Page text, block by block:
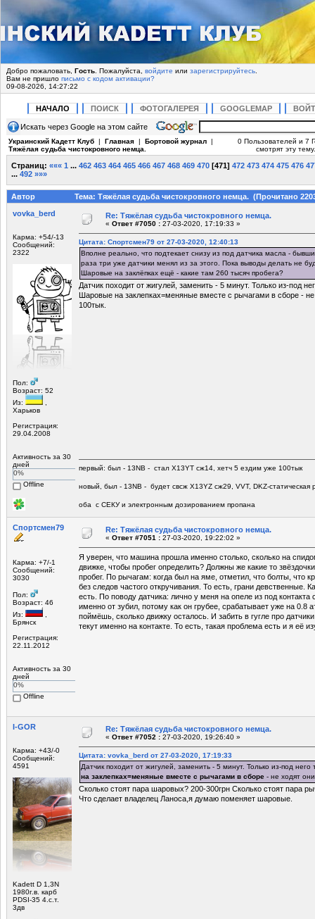
Добро пожаловать, Гость . Пожалуйста, войдите или зарегистрируйтесь
Вам не пришло письмо с кодом активации?
09-08-2026, 14:27:22
НАЧАЛО ПОИСК ФОТОГАЛЕРЕЯ GOOGLEMAP
Искать через Google на этом сайте
Украинский Кадетт Клуб | Главная | Бортовой журнал |
Тяжёлая судьба чистокровного немца.
0 Пользователей и 7
смотрят эту тему.
Страниц: ««« 1 ... 462 463 464 465 466 467 468 469 470 [471] 472 473 474 475 476
... 492 »»»
Автор
Тема: Тяжёлая судьба чистокровного немца. (Прочитано
vovka_berd
Карма: +54/-13
Сообщений:
2322
Пол:
Возраст: 52
Из:
Харьков
Регистрация:
29.04.2008
Активность за 30
дней
0%
Offline
Re: Тяжёлая судьба чистокровного немца.
« Ответ #7050 : 27-03-2020, 17:19:33 »
Цитата: Спортсмен79 от 27-03-2020, 12:40:13
Вполне реально, что подтекает снизу из под датчика масла -
раза три уже датчики менял из за этого. Пока выводы делать не
Шаровые на заклёпках ещё - какие там 260 тысяч пробега?
Датчик походит от жигулей, заменить - 5 минут. Только из-под
Шаровые на заклепках=меняные вместе с рычагами в сборе -
100тык.
первый: был - 13NB - стал Х13YT сж14, хетч 5 ездим уже 100тык
новый, был - 13NB - будет свсж Х13YZ сж29, VVT, DKZ-статическая
оба с СЕКУ и электронным дозированием пропана
Спортсмен79
Карма: +7/-1
Сообщений:
3030
Пол:
Возраст: 46
Из:
Брянск
Регистрация:
22.11.2012
Активность за 30
дней
0%
Offline
Re: Тяжёлая судьба чистокровного немца.
« Ответ #7051 : 27-03-2020, 19:22:02 »
Я уверен, что машина прошла именно столько, сколько на
движке, чтобы пробег определить? Должны же какие то
пробег. По рычагам: когда был на яме, отметил, что болты, что
без следов частого откручивания. То есть, грани девственные.
есть. По поводу датчика: лично у меня на опеле из под
именно от зубил, потому как он грубее, срабатывает уже на 0.8
поймёшь, сколько движку осталось. И забить в гугле про
текут именно на контакте. То есть, такая проблема есть и я её
I-GOR
Карма: +43/-0
Сообщений:
4591
Kadett D 1,3N
1980г.в. карб
PDSI-35 4.с.т.
3дв
Re: Тяжёлая судьба чистокровного немца.
« Ответ #7052 : 27-03-2020, 19:26:40 »
Цитата: vovka_berd от 27-03-2020, 17:19:33
Датчик походит от жигулей, заменить - 5 минут. Только из-под
на заклепках=меняные вместе с рычагами в сборе - не ходят
Сколько стоят пара шаровых? 200-300грн Сколько стоят пара
Что сделает владелец Ланоса,я думаю поменяет шаровые.